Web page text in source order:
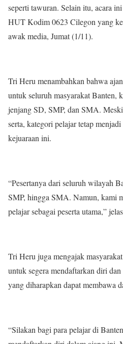
seperti tawuran. Selain itu, acara
HUT Kodim 0623 Cilegon yang
awak media, Jumat (1/11).
Tri Heru menambahkan bahwa
untuk seluruh masyarakat Banten,
jenjang SD, SMP, dan SMA.
serta, kategori pelajar tetap
kejuaraan ini.
“Pesertanya dari seluruh wilayah
SMP, hingga SMA. Namun, kami
pelajar sebagai peserta utama,”
Tri Heru juga mengajak
untuk segera mendaftarkan diri
yang diharapkan dapat membawa
“Silakan bagi para pelajar di